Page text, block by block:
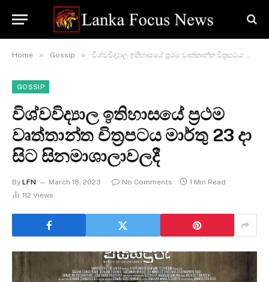
Home » Gossip » විශ්වවිද්‍යාල ඉතිහාසයේ ‍ප්‍රථම වෘත්තාන්ත චිත්‍රපටය මාර්තු 23 දා සිට සිනමාශාලාවලදී
GOSSIP
විශ්වවිද්‍යාල ඉතිහාසයේ ‍ප්‍රථම
වෘත්තාන්ත චිත්‍රපටය මාර්තු 23 දා
සිට සිනමාශාලාවලදී
By LFN March 18, 2023 No Comments
1 Min Read
112 Views